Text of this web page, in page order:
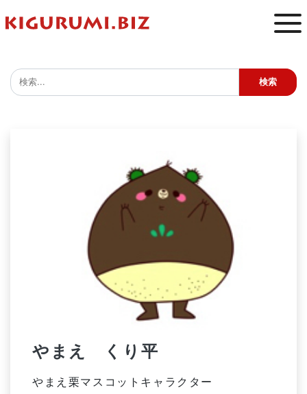
やまえ くり平
やまえ栗マスコットキャラクター